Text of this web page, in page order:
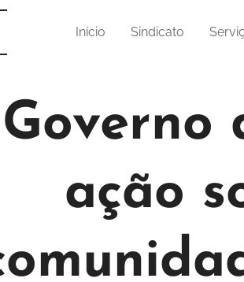
Início Sindicato
Governo
ação